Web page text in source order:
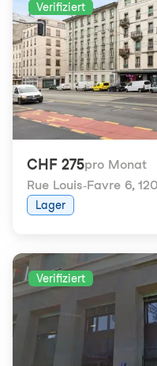
Verifiziert
CHF 275pro Monat
Rue Louis-Favre 6,
Lager
Verifiziert